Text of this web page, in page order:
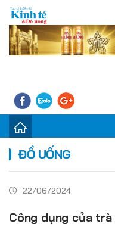
Sự kiện
Kinh tế - Tiêu dùng
Đời sống
Thị trường
ĐỒ UỐNG
22/06/2024
Công dụng của